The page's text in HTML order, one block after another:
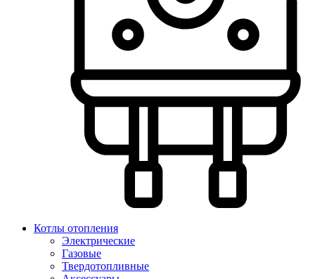
Котлы отопления
Электрические
Газовые
Твердотопливные